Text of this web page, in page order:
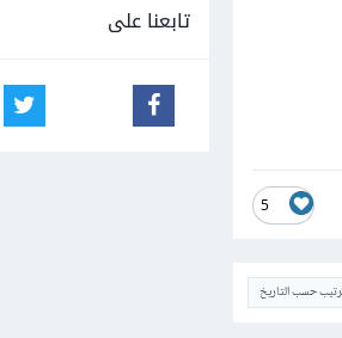
5
حسب التاريخ
تابعنا على